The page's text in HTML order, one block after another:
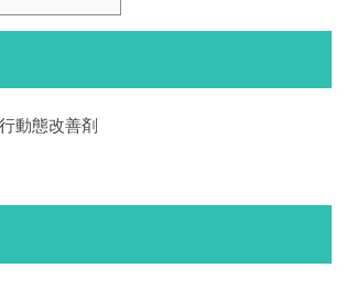
動態改善剤